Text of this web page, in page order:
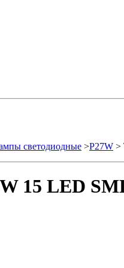
светодиодные >P27W >
15 LED